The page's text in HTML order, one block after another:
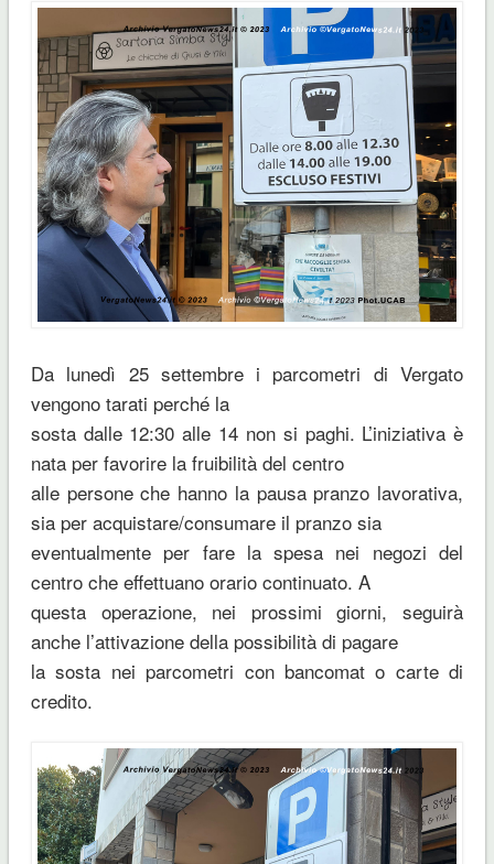
Da lunedì 25 settembre i parcometri di Vergato
vengono tarati perché la
sosta dalle 12:30 alle 14 non si paghi. L’iniziativa è
nata per favorire la fruibilità del centro
alle persone che hanno la pausa pranzo lavorativa,
sia per acquistare/consumare il pranzo sia
eventualmente per fare la spesa nei negozi del
centro che effettuano orario continuato. A
questa operazione, nei prossimi giorni, seguirà
anche l’attivazione della possibilità di pagare
la sosta nei parcometri con bancomat o carte di
credito.